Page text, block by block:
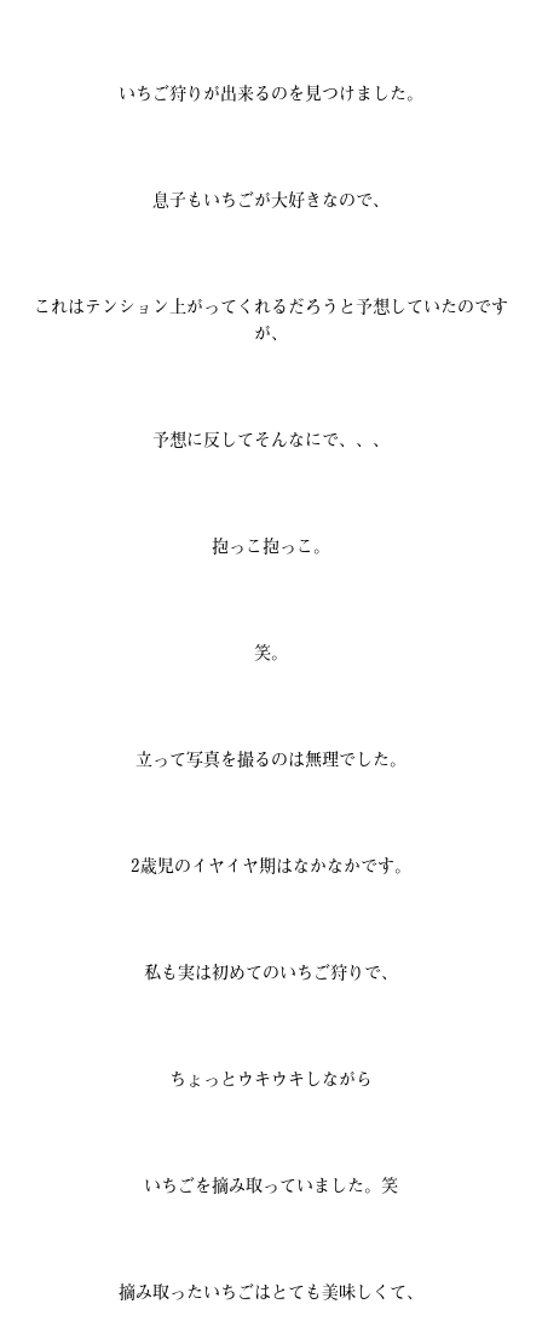
いちご狩りが出来るのを見つけました。
息子もいちごが大好きなので、
これはテンション上がってくれるだろうと予想していたのです
が、
予想に反してそんなにで、、、
抱っこ抱っこ。
笑。
立って写真を撮るのは無理でした。
2歳児のイヤイヤ期はなかなかです。
私も実は初めてのいちご狩りで、
ちょっとウキウキしながら
いちごを摘み取っていました。笑
摘み取ったいちごはとても美味しくて、